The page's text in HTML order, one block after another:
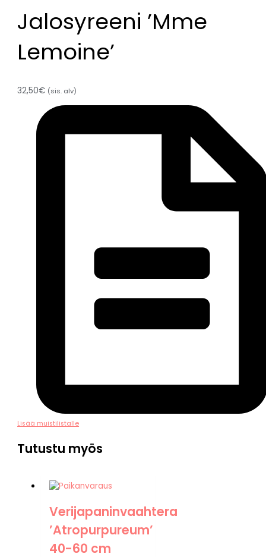
Jalosyreeni ’Mme
Lemoine’
32,50€ (sis. alv)
Lisää muistilistalle
Tutustu myös
Verijapaninvaahtera
’Atropurpureum’
40-60 cm